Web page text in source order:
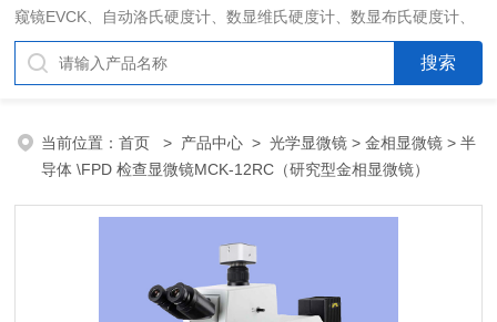
窥镜EVCK、自动洛氏硬度计、数显维氏硬度计、数显布氏硬度计、
数显维氏硬度计、液晶自动淬火试验机CK-IV-2、倒置金相显微镜
DMM-480C、透反射偏光显微镜XPF-550C、倒置生物显微镜XDS-
1、自动金相磨抛机YMPZ-2、金相磨平机MPJ-25
当前位置：首页 > 产品中心 >光学显微镜 >金相显微镜 > 半
导体 \FPD 检查显微镜MCK-12RC（研究型金相显微镜）